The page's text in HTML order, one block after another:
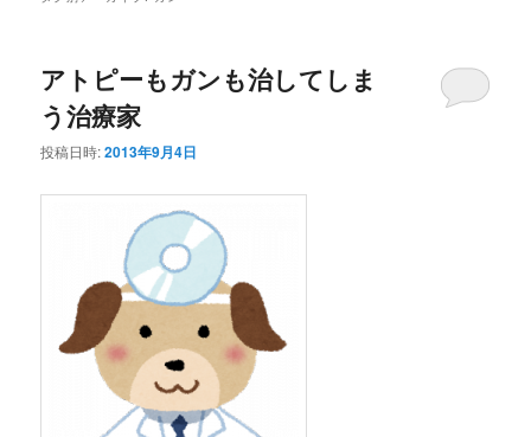
アトピーもガンも治してしま
う治療家
投稿日時:2013年9月4日